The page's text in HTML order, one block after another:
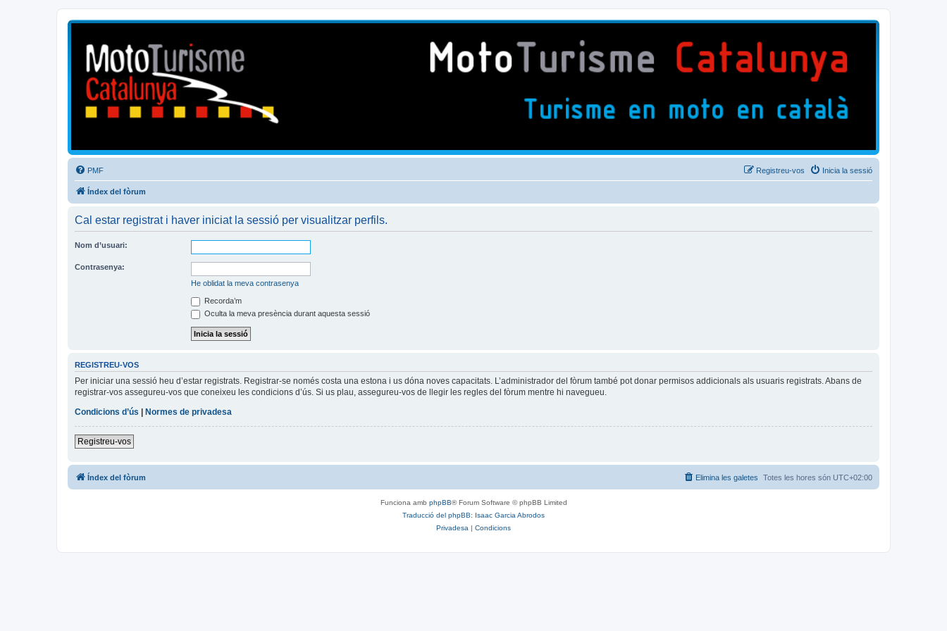
Mototurisme
Turisme en moto en català
PMF Inicia la sessió
Registreu-vos
Índex del fòrum
Cal estar registrat i haver iniciat la sessió per visualitzar perfils.
Nom d’usuari:
Contrasenya:
He oblidat la meva contrasenya
Recorda’m
Oculta la meva presència durant aquesta sessió
REGISTREU-VOS
Per iniciar una sessió heu d’estar registrats. Registrar-se només costa una estona i us dóna noves capacitats. L’administrador del fòrum també pot donar permisos addicionals als usuaris registrats. Abans de
registrar-vos assegureu-vos que coneixeu les condicions d’ús. Si us plau, assegureu-vos de llegir les regles del fòrum mentre hi navegueu.
Condicions d’ús
Normes de privadesa
Registreu-vos
Índex del fòrum Totes les hores són UTC+02:00
Elimina les galetes
Funciona amb phpBB® Forum Software © phpBB Limited
Traducció del phpBB: Isaac Garcia Abrodos
Privadesa | Condicions